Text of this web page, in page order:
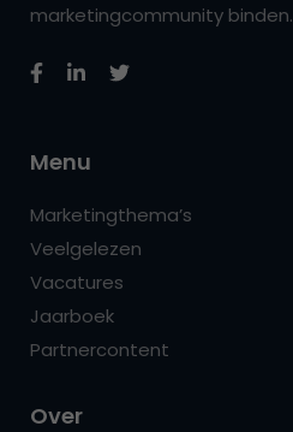
marketingcommunity binden.
Menu
Marketingthema’s
Veelgelezen
Vacatures
Jaarboek
Partnercontent
Over